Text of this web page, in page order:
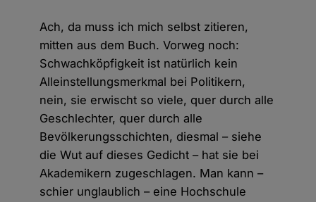
Ach, da muss ich mich selbst zitieren,
mitten aus dem Buch. Vorweg noch:
Schwachköpfigkeit ist natürlich kein
Alleinstellungsmerkmal bei Politikern,
nein, sie erwischt so viele, quer durch alle
Geschlechter, quer durch alle
Bevölkerungsschichten, diesmal – siehe
die Wut auf dieses Gedicht – hat sie bei
Akademikern zugeschlagen. Man kann –
schier unglaublich – eine Hochschule